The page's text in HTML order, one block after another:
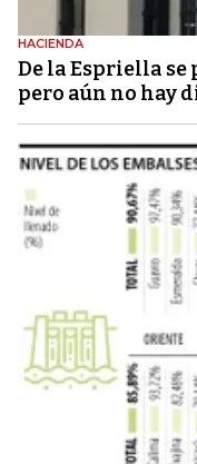
HACIENDA
De la Espriella
pero aún no hay